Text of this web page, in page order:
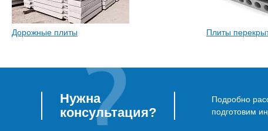
Дорожные плиты Плиты
Нужна
консультация?
Подробно
подготовим